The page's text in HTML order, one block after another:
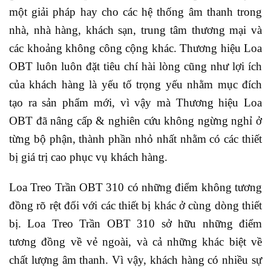
một giải pháp hay cho các hệ thống âm thanh trong
nhà, nhà hàng, khách sạn, trung tâm thương mại và
các khoảng không công cộng khác. Thương hiệu Loa
OBT luôn luôn đặt tiêu chí hài lòng cũng như lợi ích
của khách hàng là yếu tố trọng yếu nhằm mục đích
tạo ra sản phẩm mới, vì vậy mà Thương hiệu Loa
OBT đã nâng cấp & nghiên cứu không ngừng nghỉ ở
từng bộ phận, thành phần nhỏ nhất nhằm có các thiết
bị giá trị cao phục vụ khách hàng.
Loa Treo Trần OBT 310 có những điểm không tương
đồng rõ rệt đối với các thiết bị khác ở cùng dòng thiết
bị. Loa Treo Trần OBT 310 sở hữu những điểm
tương đồng về vẻ ngoài, và cả những khác biệt về
chất lượng âm thanh. Vì vậy, khách hàng có nhiều sự